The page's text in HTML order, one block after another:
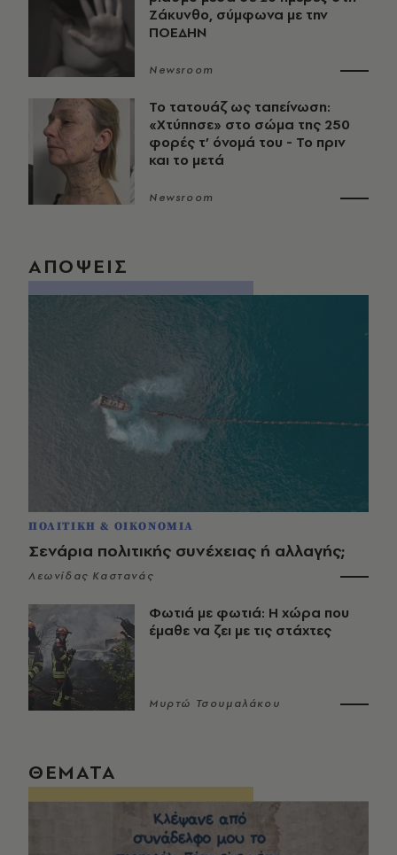
Ζάκυνθο, σύμφωνα με την
ΠΟΕΔΗΝ
Newsroom
Το τατουάζ ως ταπείνωση:
«Χτύπησε» στο σώμα της 250
φορές τ’ όνομά του - Το πριν
και το μετά
Newsroom
ΑΠΟΨΕΙΣ
ΠΟΛΙΤΙΚΗ & ΟΙΚΟΝΟΜΙΑ
Σενάρια πολιτικής συνέχειας ή αλλαγής;
Λεωνίδας Καστανάς
Φωτιά με φωτιά: Η χώρα που
έμαθε να ζει με τις στάχτες
Μυρτώ Τσουμαλάκου
ΘΕΜΑΤΑ